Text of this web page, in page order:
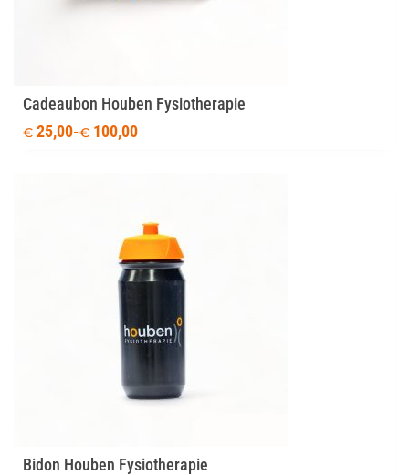
Cadeaubon Houben Fysiotherapie
€ 25,00-€ 100,00
Bidon Houben Fysiotherapie